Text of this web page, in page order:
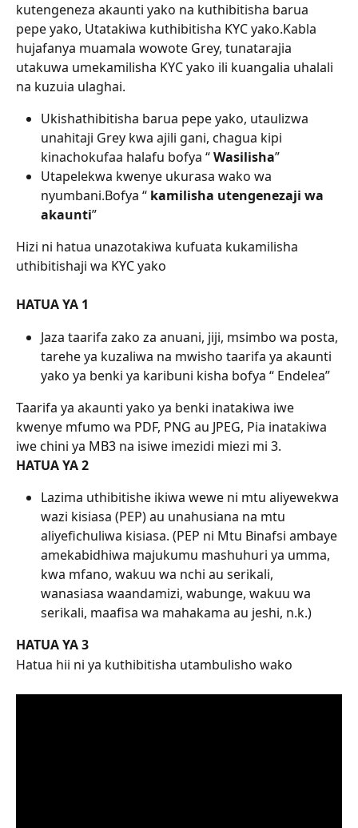
kutengeneza akaunti yako na kuthibitisha barua
pepe yako, Utatakiwa kuthibitisha KYC yako.Kabla
hujafanya muamala wowote Grey, tunatarajia
utakuwa umekamilisha KYC yako ili kuangalia uhalali
na kuzuia ulaghai.
Ukishathibitisha barua pepe yako, utaulizwa
unahitaji Grey kwa ajili gani, chagua kipi
kinachokufaa halafu bofya “ Wasilisha”
Utapelekwa kwenye ukurasa wako wa
nyumbani.Bofya “ kamilisha utengenezaji wa
akaunti”
Hizi ni hatua unazotakiwa kufuata kukamilisha
uthibitishaji wa KYC yako
HATUA YA 1
Jaza taarifa zako za anuani, jiji, msimbo wa posta,
tarehe ya kuzaliwa na mwisho taarifa ya akaunti
yako ya benki ya karibuni kisha bofya “ Endelea”
Taarifa ya akaunti yako ya benki inatakiwa iwe
kwenye mfumo wa PDF, PNG au JPEG, Pia inatakiwa
iwe chini ya MB3 na isiwe imezidi miezi mi 3.
HATUA YA 2
Lazima uthibitishe ikiwa wewe ni mtu aliyewekwa
wazi kisiasa (PEP) au unahusiana na mtu
aliyefichuliwa kisiasa. (PEP ni Mtu Binafsi ambaye
amekabidhiwa majukumu mashuhuri ya umma,
kwa mfano, wakuu wa nchi au serikali,
wanasiasa waandamizi, wabunge, wakuu wa
serikali, maafisa wa mahakama au jeshi, n.k.)
HATUA YA 3
Hatua hii ni ya kuthibitisha utambulisho wako